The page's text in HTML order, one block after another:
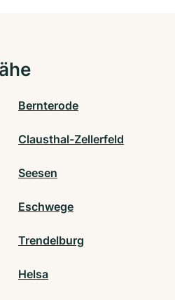
Bernterode
Clausthal-Zellerfeld
Seesen
Eschwege
Trendelburg
Helsa